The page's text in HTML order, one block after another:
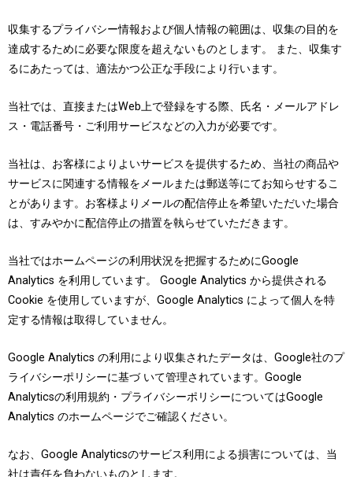
収集するプライバシー情報および個人情報の範囲は、収集の目的を
達成するために必要な限度を超えないものとします。 また、収集す
るにあたっては、適法かつ公正な手段により行います。
当社では、直接またはWeb上で登録をする際、氏名・メールアドレ
ス・電話番号・ご利用サービスなどの入力が必要です。
当社は、お客様によりよいサービスを提供するため、当社の商品や
サービスに関連する情報をメールまたは郵送等にてお知らせするこ
とがあります。お客様よりメールの配信停止を希望いただいた場合
は、すみやかに配信停止の措置を執らせていただきます。
当社ではホームページの利用状況を把握するためにGoogle
Analytics を利用しています。 Google Analytics から提供される
Cookie を使用していますが、Google Analytics によって個人を特
定する情報は取得していません。
Google Analytics の利用により収集されたデータは、Google社のプ
ライバシーポリシーに基づ いて管理されています。Google
Analyticsの利用規約・プライバシーポリシーについてはGoogle
Analytics のホームページでご確認ください。
なお、Google Analyticsのサービス利用による損害については、当